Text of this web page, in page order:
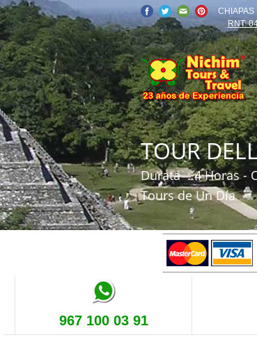
CHIAPAS
RNT:
TOUR
Durata : 4 Horas -
Tours de Un Día
967 100 03 91